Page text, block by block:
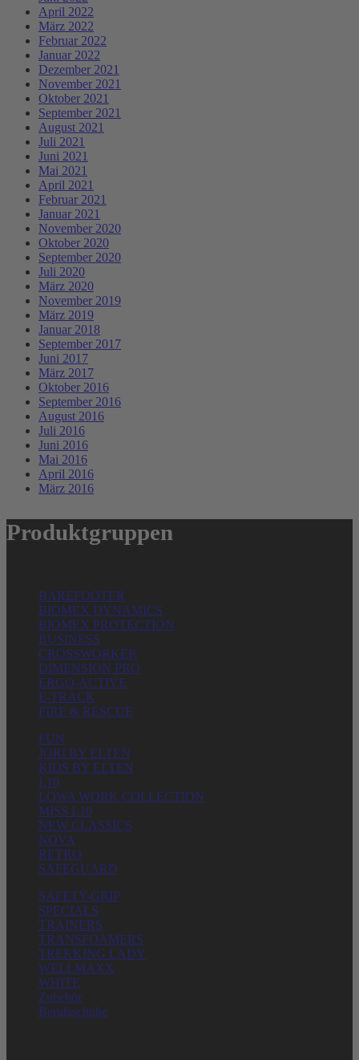
April 2022
März 2022
Februar 2022
Januar 2022
Dezember 2021
November 2021
Oktober 2021
September 2021
August 2021
Juli 2021
Juni 2021
Mai 2021
April 2021
Februar 2021
Januar 2021
November 2020
Oktober 2020
September 2020
Juli 2020
März 2020
November 2019
März 2019
Januar 2018
September 2017
Juni 2017
März 2017
Oktober 2016
September 2016
August 2016
Juli 2016
Juni 2016
Mai 2016
April 2016
März 2016
Produktgruppen
BAREFOOTER
BIOMEX DYNAMICS
BIOMEX PROTECTION
BUSINESS
CROSSWORKER
DIMENSION PRO
ERGO-ACTIVE
E-TRACK
FIRE & RESCUE
FUN
JORI BY ELTEN
KIDS BY ELTEN
L10
LOWA WORK COLLECTION
MISS L10
NEW CLASSICS
NOVA
RETRO
SAFEGUARD
SAFETY-GRIP
SPECIALS
TRAINERS
TRANSFOAMERS
TREKKING LADY
WELLMAXX
WHITE
Zubehör
Berufsschuhe